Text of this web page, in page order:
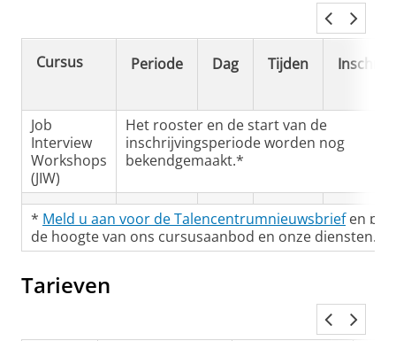
Cursus Periode Dag Tijden
Job
Interview
Workshops
(JIW)
Het rooster en de start van de
inschrijvingsperiode worden nog
bekendgemaakt.*
* Meld u aan voor de Talencentrumnieuwsbrief en
de hoogte van ons cursusaanbod en onze diensten.
Tarieven